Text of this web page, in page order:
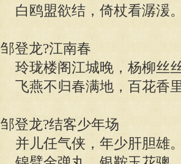
白鸥盟欲结，倚杖看潺湲
邹登龙?江南春
玲珑楼阁江城晚，杨柳丝
飞燕不归春满地，百花香
邹登龙?结客少年场
并儿任气侠，年少肝胆雄